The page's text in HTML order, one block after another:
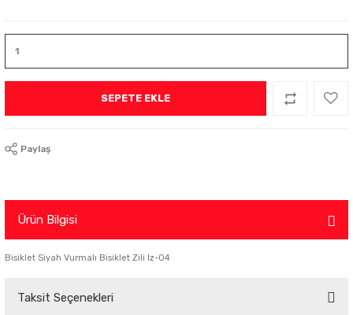
SEPETE EKLE
Paylaş
Ürün Bilgisi
Bisiklet Siyah Vurmalı Bisiklet Zili lz-04
Taksit Seçenekleri